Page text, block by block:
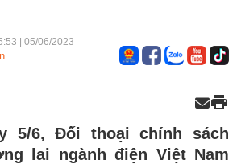
05/06/2023
5/6, Đối thoại chính sách
lai ngành điện Việt Nam